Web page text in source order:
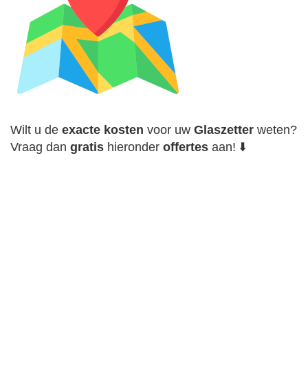
Wilt u de exacte kosten voor uw Glaszetter weten?
Vraag dan gratis hieronder offertes aan! ⬇️